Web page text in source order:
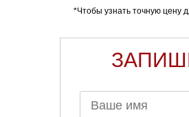
*Чтобы узнать точную цену